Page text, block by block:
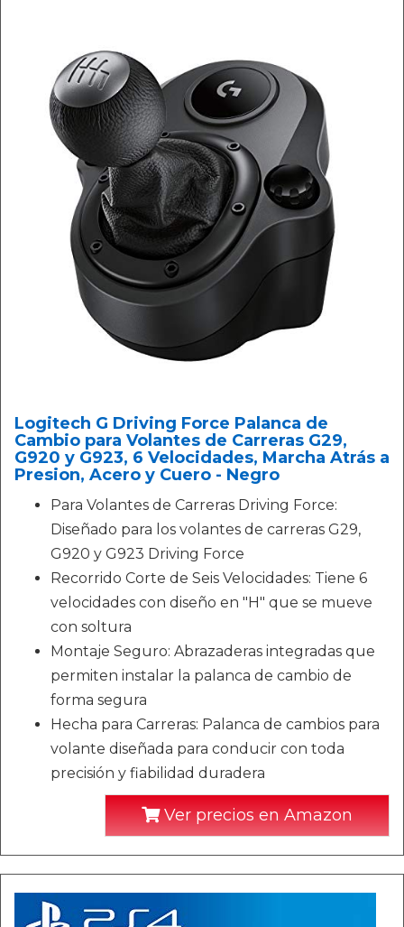
Logitech G Driving Force Palanca de
Cambio para Volantes de Carreras G29,
G920 y G923, 6 Velocidades, Marcha Atrás a
Presion, Acero y Cuero - Negro
Para Volantes de Carreras Driving Force:
Diseñado para los volantes de carreras G29,
G920 y G923 Driving Force
Recorrido Corte de Seis Velocidades: Tiene 6
velocidades con diseño en "H" que se mueve
con soltura
Montaje Seguro: Abrazaderas integradas que
permiten instalar la palanca de cambio de
forma segura
Hecha para Carreras: Palanca de cambios para
volante diseñada para conducir con toda
precisión y fiabilidad duradera
Ver precios en Amazon